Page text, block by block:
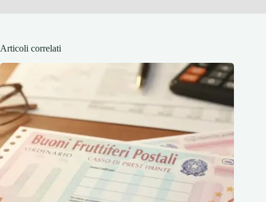
Articoli correlati